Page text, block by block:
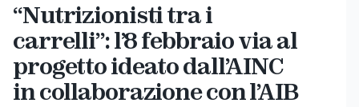
“Nutrizionisti tra i
carrelli”: l’8 febbraio via al
progetto ideato dall’AINC
in collaborazione con l’AIB